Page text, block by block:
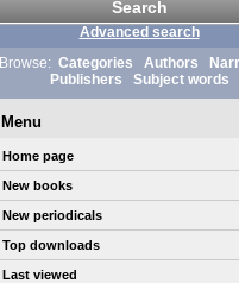
Advanced search
Browse: Categories Authors
Publishers
Subject words
Menu
Home page
New books
New periodicals
Top downloads
Last viewed